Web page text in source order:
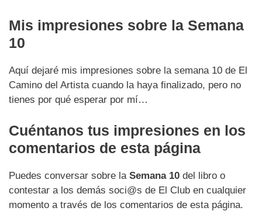
Mis impresiones sobre la Semana
10
Aquí dejaré mis impresiones sobre la semana 10 de El
Camino del Artista cuando la haya finalizado, pero no
tienes por qué esperar por mí…
Cuéntanos tus impresiones en los
comentarios de esta página
Puedes conversar sobre la Semana 10 del libro o
contestar a los demás soci@s de El Club en cualquier
momento a través de los comentarios de esta página.